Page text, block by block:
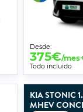
Desde:
375€/
Todo incluido
KIA STONIC
MHEV